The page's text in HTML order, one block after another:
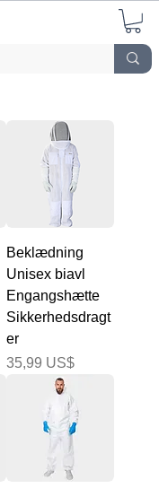
Beklædning
Unisex biavl
Engangshætte
Sikkerhedsdragt
er
Pris
35,99 US$